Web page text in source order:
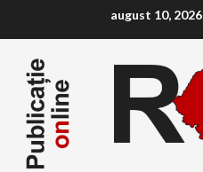
content
august 10, 2026